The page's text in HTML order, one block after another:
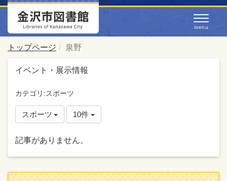
トップページ 泉野
イベント・展示情報
カテゴリ:スポーツ
スポーツ 10件
記事がありません。